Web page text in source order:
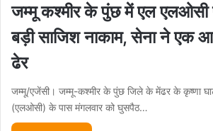
जम्मू कश्मीर के पुंछ में एल एलओसी
बड़ी साजिश नाकाम, सेना ने एक
ढेर
जम्मू/एजेंसी। जम्मू-कश्मीर के पुंछ जिले के मेंढर के कृष्णा
(एलओसी) के पास मंगलवार को घुसपैठ…